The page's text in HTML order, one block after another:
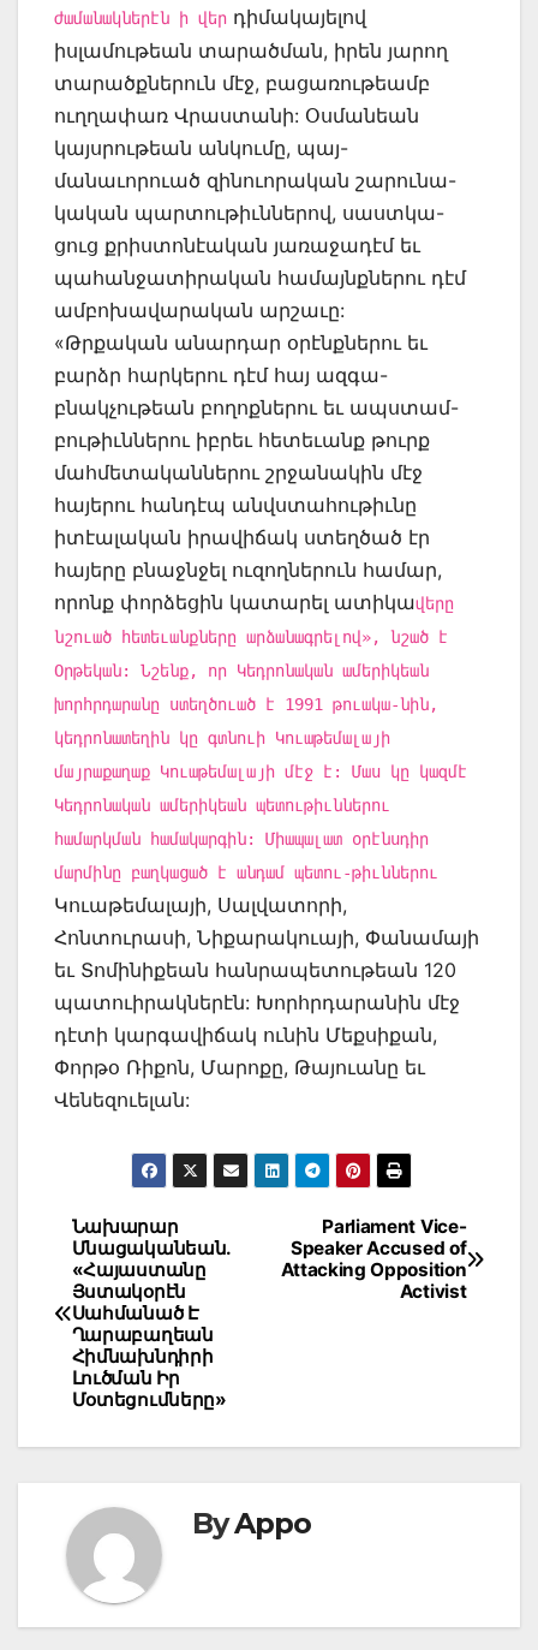
ժամանակներէն ի վեր դիմակայելով
իսլամութեան տարածման, իրեն յարող
տարածքներուն մէջ, բացառութեամբ
ուղղափառ Վրաստանի: Օսմանեան
կայսրութեան անկումը, պայ-
մանաւորուած զինուորական շարունա-
կական պարտութիւններով, սաստկա-
ցուց քրիստոնէական յառաջադէմ եւ
պահանջատիրական համայնքներու դէմ
ամբոխավարական արշաւը:
«Թրքական անարդար օրէնքներու եւ
բարձր հարկերու դէմ հայ ազգա-
բնակչութեան բողոքներու եւ ապստամ-
բութիւններու իբրեւ հետեւանք թուրք
մահմետականներու շրջանակին մէջ
հայերու հանդէպ անվստահութիւնը
իտէալական իրավիճակ ստեղծած էր
հայերը բնաջնջել ուզողներուն համար,
որոնք փորձեցին կատարել ատիկավերը
նշուած հետեւանքները արձանագրելով», նշած է
Օրթեկան: Նշենք, որ Կեդրոնական ամերիկեան
խորհրդարանը ստեղծուած է 1991 թուակա-նին,
կեդրոնատեղին կը գտնուի Կուաթեմալայի
մայրաքաղաք Կուաթեմալայի մէջ է: Մաս կը կազմէ
Կեդրոնական ամերիկեան պետութիւններու
համարկման համակարգին: Միապալատ օրէնսդիր
մարմինը բաղկացած է անդամ պետու-թիւններու
Կուաթեմալայի, Սալվատորի,
Հոնտուրասի, Նիքարակուայի, Փանամայի
եւ Տոմինիքեան հանրապետութեան 120
պատուիրակներէն: Խորհրդարանին մէջ
դէտի կարգավիճակ ունին Մեքսիքան,
Փորթօ Ռիքոն, Մարոքը, Թայուանը եւ
Վենեզուելան:
Post
navigation
Parliament Vice-
Speaker Accused of
Attacking Opposition
Activist
Նախարար
Մնացականեան.
«Հայաստանը
Յստակօրէն
Սահմանած Է
Ղարաբաղեան
Հիմնախնդիրի
Լուծման Իր
Մօտեցումները»
ByAppo